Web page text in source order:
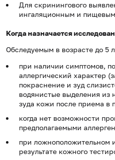
Для скринингового
ингаляционным и
Когда назначается
Обследуемым в возрасте до 5
при наличии симптомов,
аллергический характер
покраснение и зуд
водянистые выделения из
зуда кожи после приема в
когда нет возможности
предполагаемыми
при ложноположительном
результате кожного